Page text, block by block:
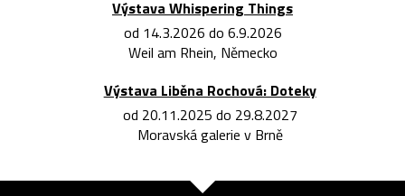
Výstava Whispering Things
od 14.3.2026 do 6.9.2026
Weil am Rhein, Německo
Výstava Liběna Rochová: Doteky
od 20.11.2025 do 29.8.2027
Moravská galerie v Brně